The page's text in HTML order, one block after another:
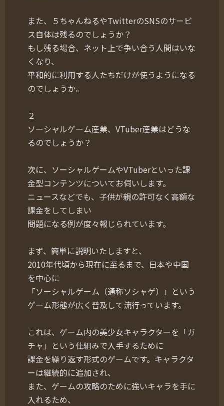
また、５ちゃんねるやTwitterのSNSのサービ
ス自体は残るのでしょうか？
もし残る場合、ネット上で争い合う人間はいな
くなり、
平和的に利用する人たちだけが使うようになる
のでしょうか。
２
ソーシャルゲーム産業、VTuber産業はどうな
るのでしょうか？
次に、ソーシャルゲームやVTuberといった課
金型コンテンツについてお伺いします。
ニュースなどでも、子供が親の許可なく高額な
課金をしてしまい
問題になる例が度々報じられています。
まず、簡単に説明いたしますと、
2010年代頃から現在に至るまで、日本や中国
を中心に
「ソーシャルゲーム（通称ソシャゲ）」という
ゲーム形態が広く普及して流行っています。
これは、ゲーム内の美少女キャラクターを「ガ
チャ」という仕組みで入手するために
課金を繰り返す形式のゲームです。キャラクタ
ーは継続的に追加され、
また、ゲームの攻略のために強いキャラを手に
入れるため、